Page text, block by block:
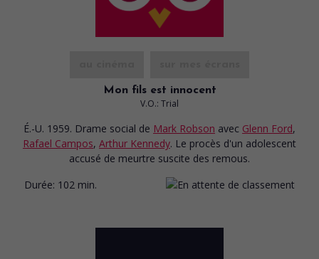
Mon fils est innocent
V.O.: Trial
É.-U. 1959. Drame social de Mark Robson avec Glenn Ford,
Rafael Campos, Arthur Kennedy. Le procès d'un adolescent
accusé de meurtre suscite des remous.
Durée: 102 min.